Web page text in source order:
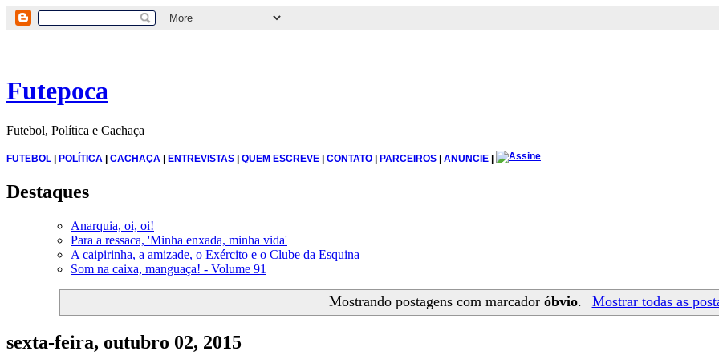
Futepoca
Futebol, Política e Cachaça
FUTEBOL | POLÍTICA | CACHAÇA | ENTREVISTAS | QUEM ESCREVE | CONTATO | PARCEIROS | ANUNCIE |
Destaques
Anarquia, oi, oi!
Para a ressaca, 'Minha enxada, minha vida'
A caipirinha, a amizade, o Exército e o Clube da Esquina
Som na caixa, manguaça! - Volume 91
Mostrando postagens com marcadoróbvio. Mostrar todas as
sexta-feira, outubro 02, 2015